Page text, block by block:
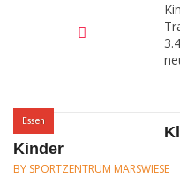
Essen
Kinder
BY SPORTZENTRUM MARSWIESE